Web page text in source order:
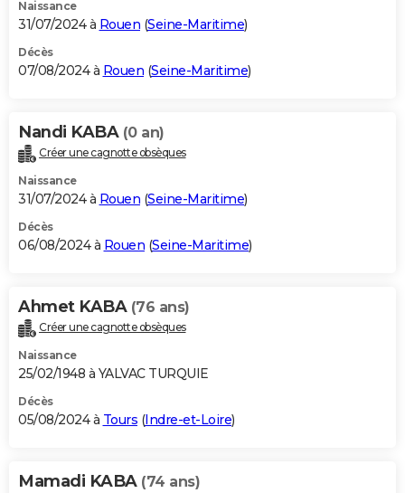
Naissance
31/07/2024 à Rouen (Seine-Maritime)
Décès
07/08/2024 à Rouen (Seine-Maritime)
Nandi KABA (0 an)
Créer une cagnotte obsèques
Naissance
31/07/2024 à Rouen (Seine-Maritime)
Décès
06/08/2024 à Rouen (Seine-Maritime)
Ahmet KABA (76 ans)
Créer une cagnotte obsèques
Naissance
25/02/1948 à YALVAC TURQUIE
Décès
05/08/2024 à Tours (Indre-et-Loire)
Mamadi KABA (74 ans)